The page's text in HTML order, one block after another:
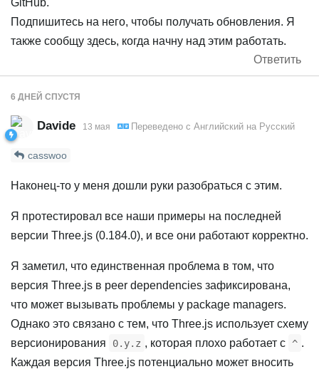
GitHub.
Подпишитесь на него, чтобы получать обновления. Я
также сообщу здесь, когда начну над этим работать.
Ответить
6 ДНЕЙ СПУСТЯ
Davide 13 мая Переведено с Английский на Русский
casswoo
Наконец-то у меня дошли руки разобраться с этим.
Я протестировал все наши примеры на последней
версии Three.js (0.184.0), и все они работают корректно.
Я заметил, что единственная проблема в том, что
версия Three.js в peer dependencies зафиксирована,
что может вызывать проблемы у package managers.
Однако это связано с тем, что Three.js использует схему
версионирования
0.y.z , которая плохо работает с ^ .
Каждая версия Three.js потенциально может вносить